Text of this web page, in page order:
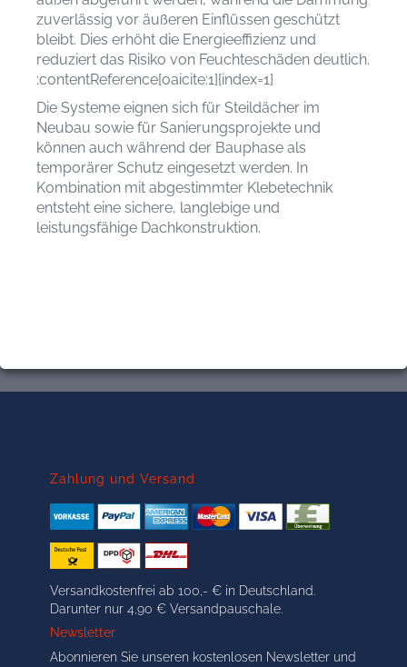
zuverlässig vor äußeren Einflüssen geschützt
bleibt. Dies erhöht die Energieeffizienz und
reduziert das Risiko von Feuchteschäden deutlich.
:contentReference[oaicite:1]{index=1}
Die Systeme eignen sich für Steildächer im
Neubau sowie für Sanierungsprojekte und
können auch während der Bauphase als
temporärer Schutz eingesetzt werden. In
Kombination mit abgestimmter Klebetechnik
entsteht eine sichere, langlebige und
leistungsfähige Dachkonstruktion.
Zahlung und Versand
Versandkostenfrei ab 100,- € in Deutschland.
Darunter nur 4,90 € Versandpauschale.
Newsletter
Abonnieren Sie unseren kostenlosen Newsletter und